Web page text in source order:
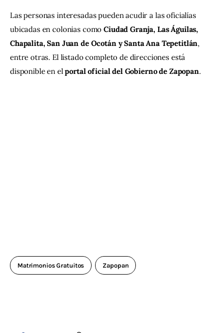
Las personas interesadas pueden acudir a las oficialías
ubicadas en colonias como Ciudad Granja, Las Águilas,
Chapalita, San Juan de Ocotán y Santa Ana Tepetitlán,
entre otras. El listado completo de direcciones está
disponible en el portal oficial del Gobierno de Zapopan.
Matrimonios Gratuitos Zapopan